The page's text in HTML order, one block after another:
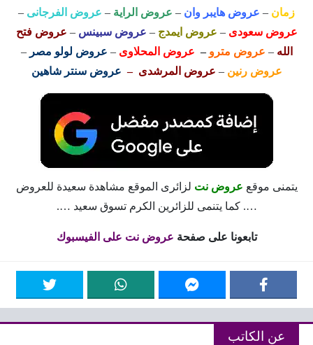
زمان – عروض هايبر وان – عروض الراية – عروض الفرجانى –
عروض سعودى– عروض ايمدج– عروض سبينس– عروض فتح
الله– عروض مترو – عروض المحلاوى– عروض لولو مصر–
عروض رنين– عروض المرشدى – عروض سنتر شاهين
يتمنى موقع عروض نت لزائرى الموقع مشاهدة سعيدة للعروض
…. كما يتنمى للزائرين الكرم تسوق سعيد ….
تابعونا على صفحة عروض نت على الفيسبوك
عن الكاتب